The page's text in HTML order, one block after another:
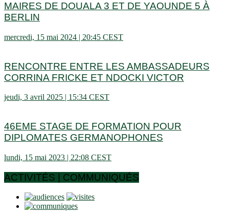
MAIRES DE DOUALA 3 ET DE YAOUNDE 5 À
BERLIN
mercredi, 15 mai 2024 | 20:45 CEST
RENCONTRE ENTRE LES AMBASSADEURS
CORRINA FRICKE ET NDOCKI VICTOR
jeudi, 3 avril 2025 | 15:34 CEST
46EME STAGE DE FORMATION POUR
DIPLOMATES GERMANOPHONES
lundi, 15 mai 2023 | 22:08 CEST
ACTIVITÉS | COMMUNIQUÉS